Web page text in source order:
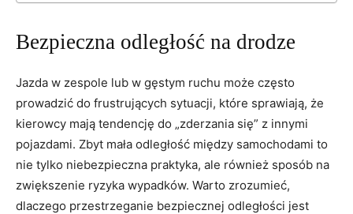
Bezpieczna‍ odległość na drodze
Jazda⁣ w ⁣zespole lub w gęstym ruchu może ​często
prowadzić​ do⁤ frustrujących ​sytuacji,⁣ które sprawiają, że
kierowcy mają ​tendencję do „zderzania się” z⁣ innymi⁣
pojazdami. Zbyt⁤ mała odległość między ⁢samochodami ​to
nie tylko niebezpieczna praktyka, ale również ⁣sposób ⁣na‌
zwiększenie⁢ ryzyka‌ wypadków. Warto zrozumieć,
dlaczego przestrzeganie bezpiecznej ‍odległości⁣ jest⁢